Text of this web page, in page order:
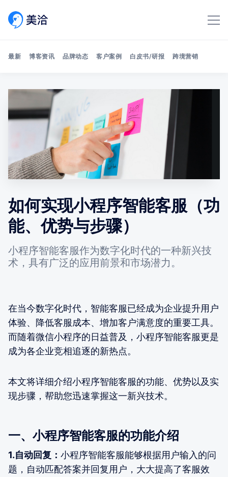
Search 美洽博客
最新 博客资讯 品牌动态 客户案例 白皮书/研报 跨境营销
如何实现小程序智能客服（功
能、优势与步骤）
小程序智能客服作为数字化时代的一种新兴技
术，具有广泛的应用前景和市场潜力。
在当今数字化时代，智能客服已经成为企业提升用户
体验、降低客服成本、增加客户满意度的重要工具。
而随着微信小程序的日益普及，小程序智能客服更是
成为各企业竞相追逐的新热点。
本文将详细介绍小程序智能客服的功能、优势以及实
现步骤，帮助您迅速掌握这一新兴技术。
一、小程序智能客服的功能介绍
1.自动回复： 小程序智能客服能够根据用户输入的问
题，自动匹配答案并回复用户，大大提高了客服效